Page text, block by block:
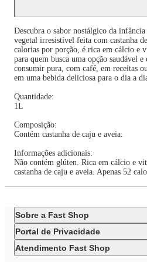
Descubra o sabor nostálgico da
vegetal irresistível feita com castanha
calorias por porção, é rica em cálcio e
para quem busca uma opção saudável
consumir pura, com café, em receitas
em uma bebida deliciosa para o dia a
Quantidade:
1L
Composição:
Contém castanha de caju e aveia.
Informações adicionais:
Não contém glúten. Rica em cálcio e
castanha de caju e aveia. Apenas 52
Sobre a Fast Shop
Portal de Privacidade
Atendimento Fast Shop